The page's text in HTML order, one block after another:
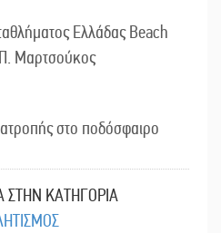
Ελλάδας Beach
Μαρτσούκος
στο ποδόσφαιρο
ΣΤΗΝ ΚΑΤΗΓΟΡΙΑ